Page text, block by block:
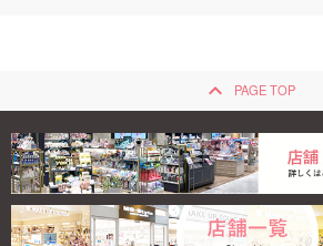
ログイン・新規会員登録
keyboard_arrow_up PAGE TOP